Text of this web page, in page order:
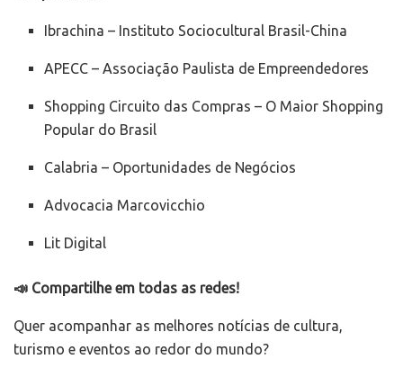
Ibrachina – Instituto Sociocultural Brasil-China
APECC – Associação Paulista de Empreendedores
Shopping Circuito das Compras – O Maior Shopping
Popular do Brasil
Calabria – Oportunidades de Negócios
Advocacia Marcovicchio
Lit Digital
📣 Compartilhe em todas as redes!
Quer acompanhar as melhores notícias de cultura,
turismo e eventos ao redor do mundo?